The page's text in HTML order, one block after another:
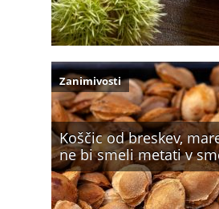
Koščic od breskev,
ne bi smeli metati v
Zanimivosti